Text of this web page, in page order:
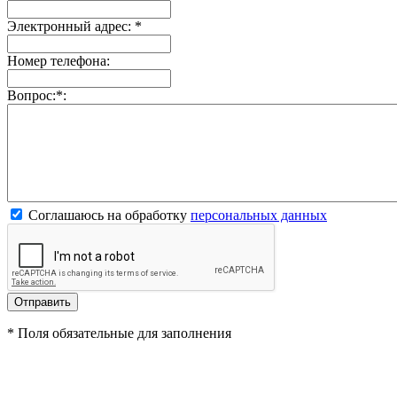
Электронный адрес: *
Номер телефона:
Вопрос:*:
Соглашаюсь на обработку персональных данных
* Поля обязательные для заполнения